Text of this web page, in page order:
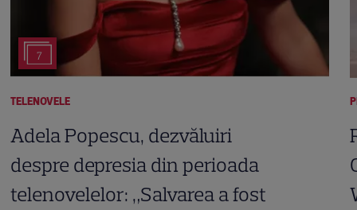
7
TELENOVELE
Adela Popescu, dezvăluiri
despre depresia din perioada
telenovelelor: „Salvarea a fost